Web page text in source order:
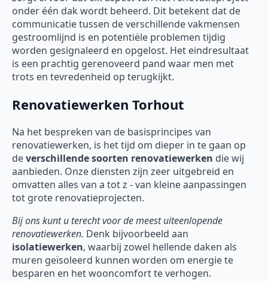
onder één dak wordt beheerd. Dit betekent dat de
communicatie tussen de verschillende vakmensen
gestroomlijnd is en potentiële problemen tijdig
worden gesignaleerd en opgelost. Het eindresultaat
is een prachtig gerenoveerd pand waar men met
trots en tevredenheid op terugkijkt.
Renovatiewerken Torhout
Na het bespreken van de basisprincipes van
renovatiewerken, is het tijd om dieper in te gaan op
deverschillende soorten renovatiewerken die wij
aanbieden. Onze diensten zijn zeer uitgebreid en
omvatten alles van a tot z - van kleine aanpassingen
tot grote renovatieprojecten.
Bij ons kunt u terecht voor de meest uiteenlopende
renovatiewerken. Denk bijvoorbeeld aan
isolatiewerken, waarbij zowel hellende daken als
muren geïsoleerd kunnen worden om energie te
besparen en het wooncomfort te verhogen.